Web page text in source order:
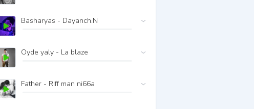
Basharyas - Dayanch.N
Oyde yaly - La blaze
Father - Riff man ni66a